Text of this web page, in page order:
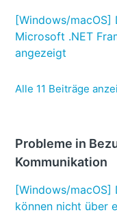
[Windows/
Microsoft .NET
angezeigt
Alle 11 Beiträge
Probleme in
Kommunikation
[Windows/macOS]
können nicht über